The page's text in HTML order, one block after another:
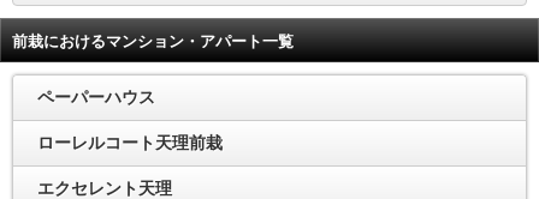
前栽におけるマンション・アパート一覧
ペーパーハウス
ローレルコート天理前栽
エクセレント天理